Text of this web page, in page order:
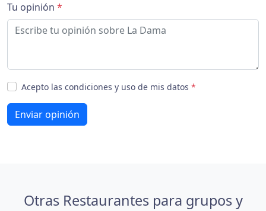
Tu opinión *
Acepto las condiciones y uso de mis datos *
Enviar opinión
Otras Restaurantes para grupos y